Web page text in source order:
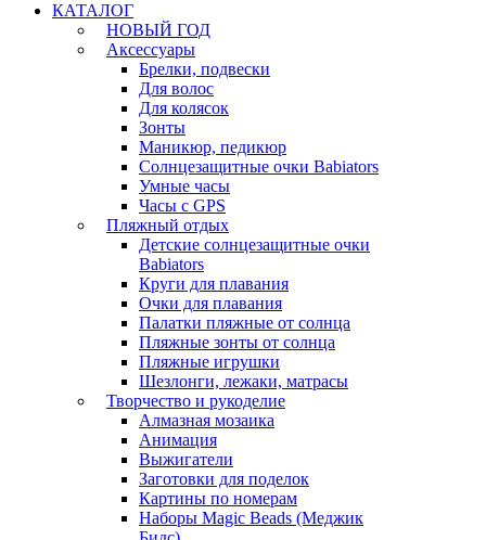
КАТАЛОГ
НОВЫЙ ГОД
Аксессуары
Брелки, подвески
Для волос
Для колясок
Зонты
Маникюр, педикюр
Солнцезащитные очки Babiators
Умные часы
Часы с GPS
Пляжный отдых
Детские солнцезащитные очки
Babiators
Круги для плавания
Очки для плавания
Палатки пляжные от солнца
Пляжные зонты от солнца
Пляжные игрушки
Шезлонги, лежаки, матрасы
Творчество и рукоделие
Алмазная мозаика
Анимация
Выжигатели
Заготовки для поделок
Картины по номерам
Наборы Magic Beads (Меджик